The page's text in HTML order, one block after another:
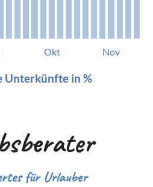
Okt Nov
Unterkünfte in %
für Urlauber